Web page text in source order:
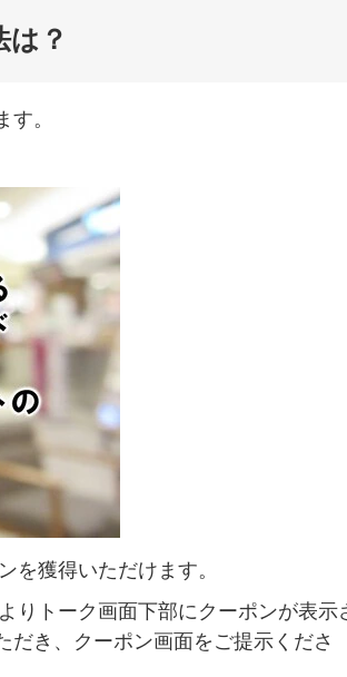
は？
。
を獲得いただけます。
りトーク画面下部にクーポンが表示
き、クーポン画面をご提示くださ